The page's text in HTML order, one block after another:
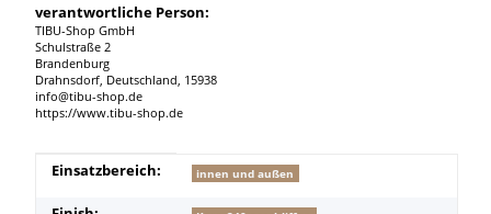
verantwortliche Person:
TIBU-Shop GmbH
Schulstraße 2
Brandenburg
Drahnsdorf, Deutschland, 15938
info@tibu-shop.de
https://www.tibu-shop.de
Produkteigenschaft
Wert
Einsatzbereich: innen und außen